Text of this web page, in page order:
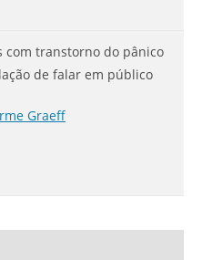
com transtorno do pânico
de falar em público
Graeff